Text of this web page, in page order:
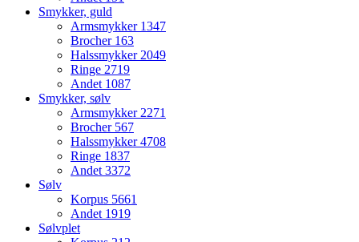
Smykker, guld
Armsmykker 1347
Brocher 163
Halssmykker2049
Ringe 2719
Andet 1087
Smykker, sølv
Armsmykker2271
Brocher 567
Halssmykker4708
Ringe 1837
Andet3372
Sølv
Korpus 5661
Andet 1919
Sølvplet